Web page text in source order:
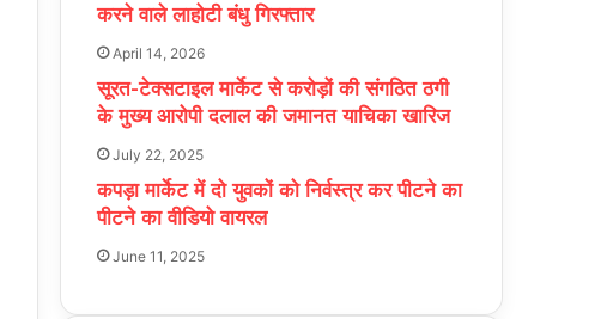
करने वाले लाहोटी बंधु गिरफ्तार
April 14, 2026
सूरत-टेक्सटाइल मार्केट से करोड़ों की संगठित ठगी
के मुख्य आरोपी दलाल की जमानत याचिका खारिज
July 22, 2025
कपड़ा मार्केट में दो युवकों को निर्वस्त्र कर पीटने का
पीटने का वीडियो वायरल
June 11, 2025